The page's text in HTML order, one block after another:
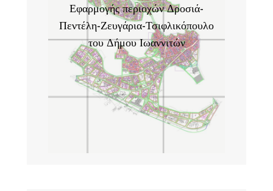
Εφαρμογής περιοχών Δροσιά-
Πεντέλη-Ζευγάρια-Τσιφλικόπουλο
του Δήμου Ιωαννιτών